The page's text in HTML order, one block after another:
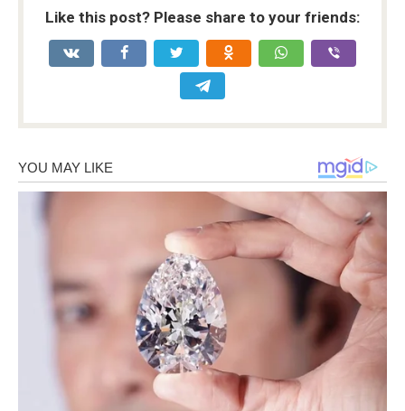
Like this post? Please share to your friends: